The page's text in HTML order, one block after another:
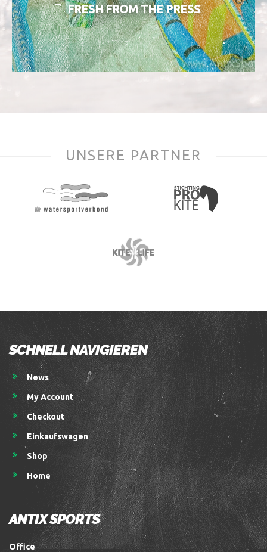
FRESH FROM THE PRESS
UNSERE PARTNER
SCHNELL NAVIGIEREN
News
My Account
Checkout
Einkaufswagen
Shop
Home
ANTIX SPORTS
Office